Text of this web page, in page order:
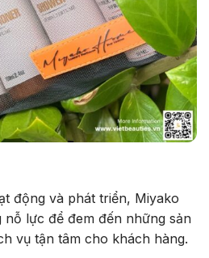
động và phát triển, Miyako
nỗ lực để đem đến những sản
vụ tận tâm cho khách hàng.